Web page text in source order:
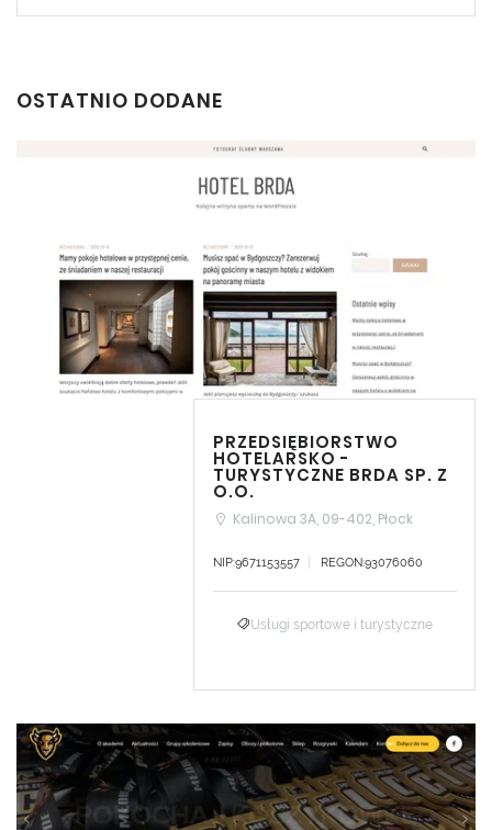
OSTATNIO DODANE
PRZEDSIĘBIORSTWO
HOTELARSKO -
TURYSTYCZNE BRDA SP. Z
O.O.
Kalinowa 3A, 09-402, Płock
NIP:9671153557 REGON:93076060
Usługi sportowe i turystyczne